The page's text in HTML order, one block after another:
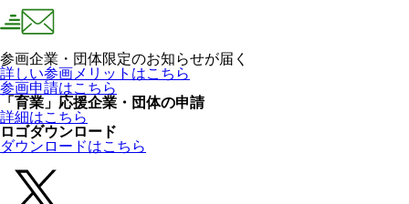
参画企業・団体限定のお知らせが届く
詳しい参画メリットはこちら
参画申請はこちら
「育業」応援企業・団体の申請
詳細はこちら
ロゴダウンロード
ダウンロードはこちら